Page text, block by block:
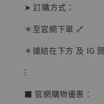
BJSTUDIO
可動蒐藏人
➤ 訂購方式：
＊至官網下單 🔗
＊連結在下方 及 IG
⁝
■ 官網購物優惠：